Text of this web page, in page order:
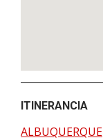
ITINERANCIA
ALBUQUERQUE